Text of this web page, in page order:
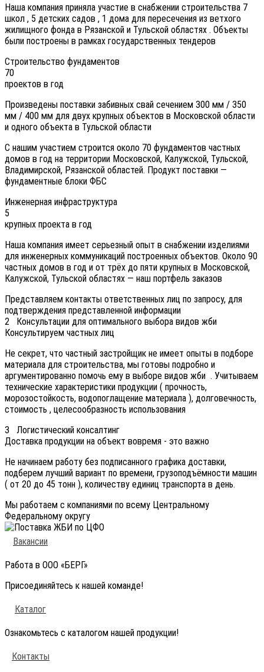
Наша компания приняла участие в снабжении строительства 7
школ , 5 детских садов , 1 дома для пересечения из ветхого
жилищного фонда в Рязанской и Тульской областях . Объекты
были построены в рамках государственных тендеров
Строительство фундаментов
70
проектов в год
Произведены поставки забивных свай сечением 300 мм / 350
мм / 400 мм для двух крупных объектов в Московской области
и одного объекта в Тульской области
С нашим участием строится около 70 фундаментов частных
домов в год на территории Московской, Калужской, Тульской,
Владимирской, Рязанской областей. Продукт поставки —
фундаментные блоки ФБС
Инженерная инфраструктура
5
крупных проекта в год
Наша компания имеет серьезный опыт в снабжении изделиями
для инженерных коммуникаций построенных объектов. Около 90
частных домов в год и от трёх до пяти крупных в Московской,
Калужской, Тульской областях — наш портфель заказов
Представляем контакты ответственных лиц по запросу, для
подтверждения представленной информации
2 Консультации для оптимального выбора видов жби
Консультируем частных лиц
Не секрет, что частный застройщик не имеет опыты в подборе
материала для строительства, мы готовы подробно и
аргументированно помочь ему в выборе видов жби . Учитываем
технические характеристики продукции ( прочность,
морозостойкость, водопоглащение материала ), долговечность,
стоимость , целесообразность использования
3 Логистический консалтинг
Доставка продукции на объект вовремя - это важно
Не начинаем работу без подписанного графика доставки,
подберем лучший вариант по времени, грузоподъёмности машин
( от 20 до 45 тонн ), количеству единиц транспорта в день.
Мы работаем с компаниями по всему Центральному
Федеральному округу
Вакансии
Работа в ООО «БЕРГ»
Присоединяйтесь к нашей команде!
Каталог
Ознакомьтесь с каталогом нашей продукции!
Контакты